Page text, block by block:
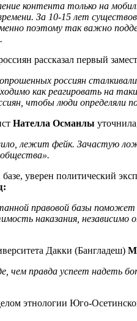
контента только на
За 10-15 лет
поэтому так важно
рассказал первый
россиян
как реагировать на
чтобы люди определяли
Нателла Османлы
лежит фейк. Зачастую
уверен политический
правовой базы
наказания, независимо
Дакки (Бангладеш)
чем правда успеет
этнологии Юго-